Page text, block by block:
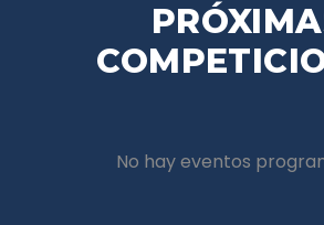
No hay eventos